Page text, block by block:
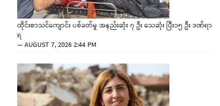
ထိုင်းစာသင်ကျောင်း ပစ်ခတ်မှု အနည်းဆုံး ၇ ဦး သေဆုံး ပြီး၁၅ ဦး ဒဏ်ရာ
ရ
—AUGUST 7, 2026 2:44 PM